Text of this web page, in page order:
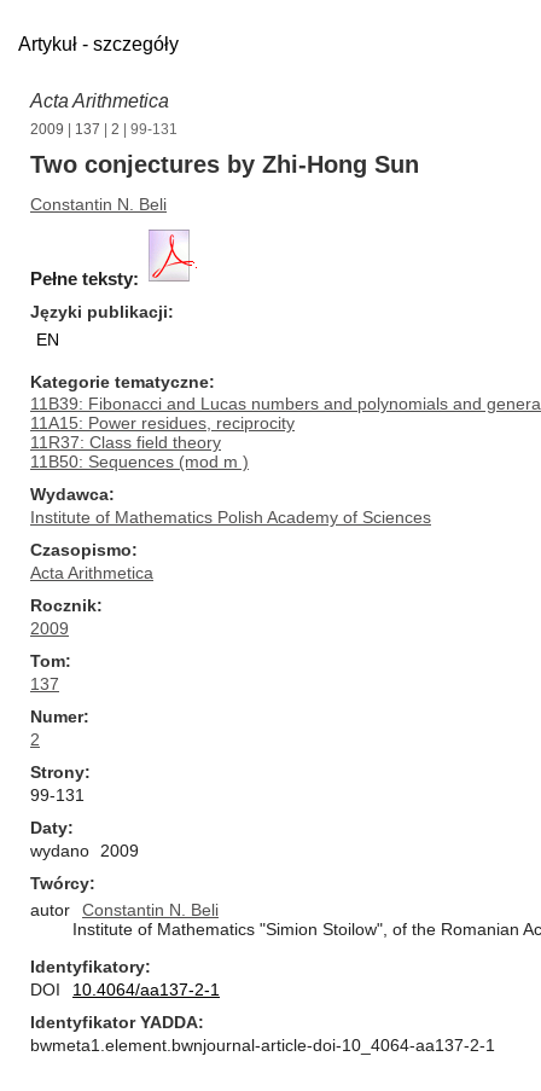
Artykuł - szczegóły
Acta Arithmetica
2009 137 2 | 99-131
Two conjectures by Zhi-Hong Sun
Constantin N. Beli
Pełne teksty:
Języki publikacji
EN
Kategorie tematyczne
11B39: Fibonacci and Lucas numbers and polynomials and
11A15: Power residues, reciprocity
11R37: Class field theory
11B50: Sequences (mod m )
Wydawca
Institute of Mathematics Polish Academy of Sciences
Czasopismo
Acta Arithmetica
Rocznik
2009
Tom
137
Numer
2
Strony
99-131
Daty
wydano
2009
Twórcy
autor
Constantin N. Beli
Institute of Mathematics "Simion Stoilow", of the Romanian
Identyfikatory
DOI
10.4064/aa137-2-1
Identyfikator YADDA
bwmeta1.element.bwnjournal-article-doi-10_4064-aa137-2-1